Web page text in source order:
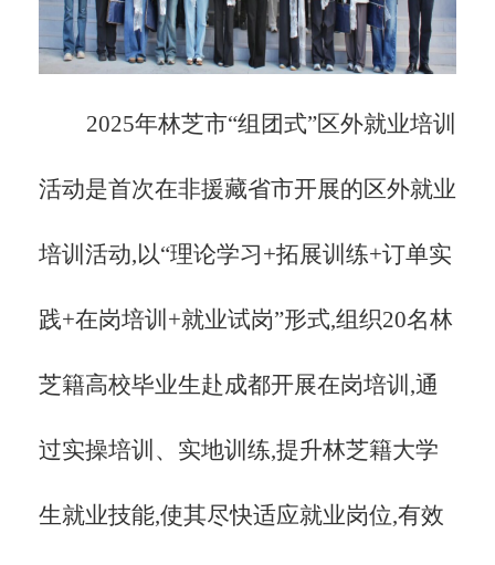
2025年林芝市“组团式”区外就业培训
活动是首次在非援藏省市开展的区外就业
培训活动,以“理论学习+拓展训练+订单实
践+在岗培训+就业试岗”形式,组织20名林
芝籍高校毕业生赴成都开展在岗培训,通
过实操培训、实地训练,提升林芝籍大学
生就业技能,使其尽快适应就业岗位,有效